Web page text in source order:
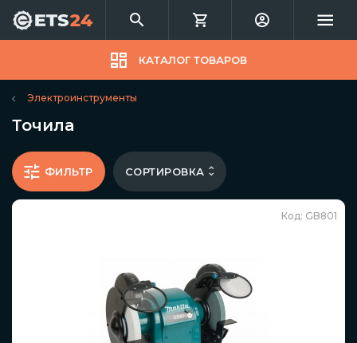
КАТАЛОГ ТОВАРОВ
Электроинструменты
Точила
ФИЛЬТР СОРТИРОВКА
Код: GB801